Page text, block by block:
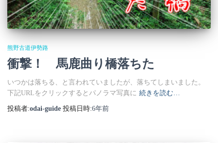
熊野古道伊勢路
衝撃！ 馬鹿曲り橋落ちた
いつかは落ちる、と言われていましたが、落ちてしまいました。
下記URLをクリックするとパノラマ写真に 続きを読む…
投稿者:odai-guide 投稿日時:6年前